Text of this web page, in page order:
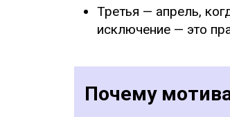
Третья — апрель,
исключение — это
Почему